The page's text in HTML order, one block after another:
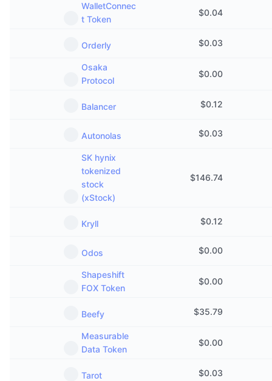
WalletConnec
t Token
$0.04
Orderly $0.03
Osaka
Protocol
$0.00
Balancer $0.12
Autonolas $0.03
SK hynix
tokenized
stock
(xStock)
$146.74
Kryll $0.12
Odos $0.00
Shapeshift
FOX Token
$0.00
Beefy $35.79
Measurable
Data Token
$0.00
Tarot $0.03